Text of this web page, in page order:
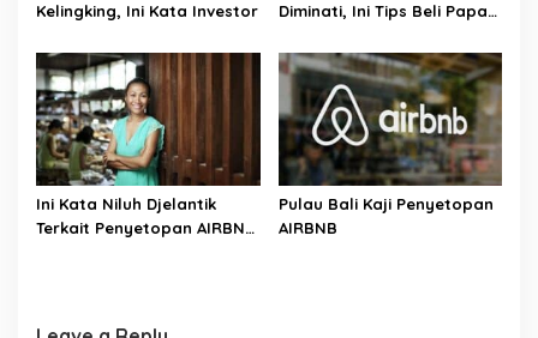
Kelingking, Ini Kata Investor
Diminati, Ini Tips Beli Papan
Ini Kata Niluh Djelantik
Terkait Penyetopan AIRBNB
Pulau Bali Kaji Penyetopan
AIRBNB